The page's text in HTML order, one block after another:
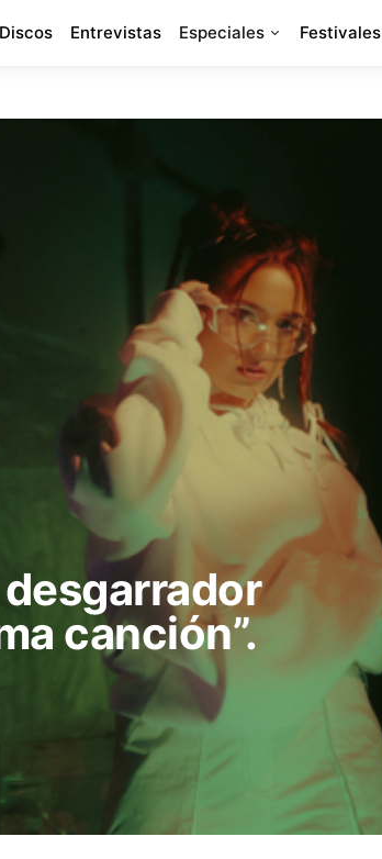
Discos Entrevistas Especiales Festivales
desgarrador
canción”.